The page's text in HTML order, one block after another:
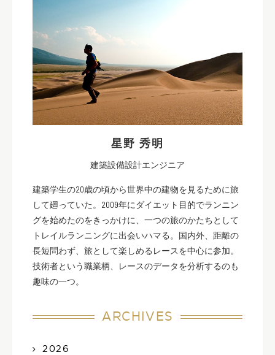
星野 秀明
建築設備設計エンジニア
建築学生の20歳の頃から世界中の建物を見るために旅
して廻っていた。2009年にダイエット目的でランニン
グを始めたのをきっかけに、一つの旅のかたちとして
トレイルランニングに出会いハマる。国内外、距離の
長短問わず、旅として楽しめるレースを中心に参加。
技術者という職業柄、レースのデータを分析するのも
趣味の一つ。
ARCHIVES
2026